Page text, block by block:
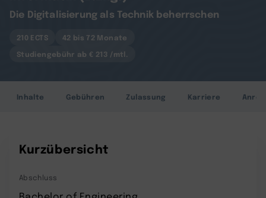
Die Digitalisierung als Technik beherrschen
210 ECTS
42 bis 72 Monate
Studiengebühr ab € 213 /mtl.
Inhalte Gebühren Zulassung Karriere
Kurzübersicht
Abschluss